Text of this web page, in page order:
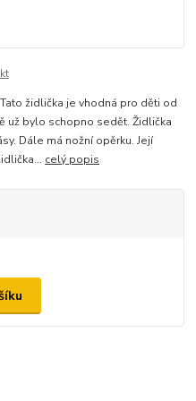
židlička je vhodná pro děti od
už bylo schopno sedět. Židlička
Dále má nožní opěrku. Její
celý popis